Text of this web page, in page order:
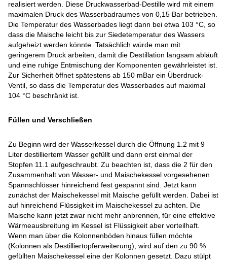
realisiert werden. Diese Druckwasserbad-Destille wird mit einem
maximalen Druck des Wasserbadraumes von 0,15 Bar betrieben.
Die Temperatur des Wasserbades liegt dann bei etwa 103 °C, so
dass die Maische leicht bis zur Siedetemperatur des Wassers
aufgeheizt werden könnte. Tatsächlich würde man mit
geringerem Druck arbeiten, damit die Destillation langsam abläuft
und eine ruhige Entmischung der Komponenten gewährleistet ist.
Zur Sicherheit öffnet spätestens ab 150 mBar ein Überdruck-
Ventil, so dass die Temperatur des Wasserbades auf maximal
104 °C beschränkt ist.
Füllen und Verschließen
Zu Beginn wird der Wasserkessel durch die Öffnung 1.2 mit 9
Liter destilliertem Wasser gefüllt und dann erst einmal der
Stopfen 11.1 aufgeschraubt. Zu beachten ist, dass die 2 für den
Zusammenhalt von Wasser- und Maischekessel vorgesehenen
Spannschlösser hinreichend fest gespannt sind. Jetzt kann
zunächst der Maischekessel mit Maische gefüllt werden. Dabei ist
auf hinreichend Flüssigkeit im Maischekessel zu achten. Die
Maische kann jetzt zwar nicht mehr anbrennen, für eine effektive
Wärmeausbreitung im Kessel ist Flüssigkeit aber vorteilhaft.
Wenn man über die Kolonnenböden hinaus füllen möchte
(Kolonnen als Destilliertopferweiterung), wird auf den zu 90 %
gefüllten Maischekessel eine der Kolonnen gesetzt. Dazu stülpt